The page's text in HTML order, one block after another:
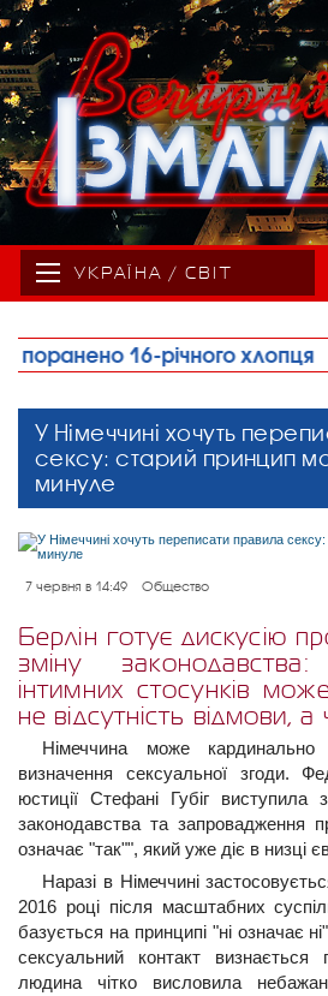
УКРАЇНА / СВІТ
• Через аномальну
У Німеччині хочуть
сексу: старий принцип
минуле
7 червня в 14:49 Общество
Берлін готує дискусію
зміну
інтимних стосунків
не відсутність відмови, а
Німеччина може кардинально
визначення сексуальної згоди.
юстиції Стефані Губіг виступила
законодавства та запровадження
означає "так"", який уже діє в низці
Наразі в Німеччині
2016 році після масштабних
базується на принципі "ні означає
сексуальний контакт визнається
людина чітко висловила